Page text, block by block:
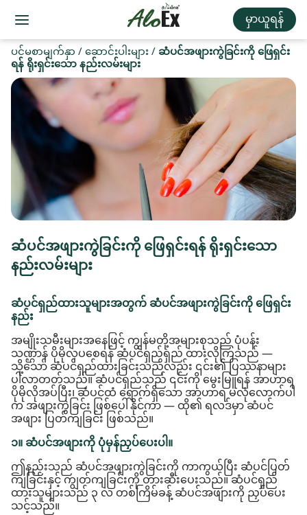
မှာယူရန်
ပင်မစာမျက်နှာ /ဆောင်းပါးများ/ ဆံပင်အဖျားကွဲခြင်းကို ဖြေရှင်း
ရန် ရိုးရှင်းသော နည်းလမ်းများ
ဆံပင်အဖျားကွဲခြင်းကို ဖြေရှင်းရန် ရိုးရှင်းသော
နည်းလမ်းများ
ဆံပင်ရှည်ထားသူများအတွက် ဆံပင်အဖျားကွဲခြင်းကို ဖြေရှင်း
နည်း
အမျိုးသမီးများအနေဖြင့် ကျွန်မတို့အများစုသည် ပုံပန်း
သဏ္ဌာန် ပိုမိုလှပစေရန် ဆံပင်ရှည်ရှည် ထားလိုကြသည် —
သို့သော် ဆံပင်ရှည်ထားခြင်းသည်လည်း ၎င်း၏ ပြဿနာများ
ပါလာတတ်သည်။ ဆံပင်ရှည်သည် ၎င်းကို မွေးမြူရန် အာဟာရ
ပိုမိုလိုအပ်ပြီး၊ ဆံပင်ထံ ရောက်ရှိသော အာဟာရ မလုံလောက်ပါ
က အဖျားကွဲခြင်း ဖြစ်ပေါ်နိုင်ကာ — ထို၏ ရလဒ်မှာ ဆံပင်
အဖျား ပြတ်ကျခြင်း ဖြစ်သည်။
၁။ ဆံပင်အဖျားကို ပုံမှန်ညှပ်ပေးပါ။
ဤနည်းသည် ဆံပင်အဖျားကွဲခြင်းကို ကာကွယ်ပြီး ဆံပင်ပြတ်
ကျခြင်းနှင့် ကျွတ်ကျခြင်းကို တားဆီးပေးသည်။ ဆံပင်ရှည်
ထားသူများသည် ၃ လ တစ်ကြိမ်ခန့် ဆံပင်အဖျားကို ညှပ်ပေး
သင့်သည်။